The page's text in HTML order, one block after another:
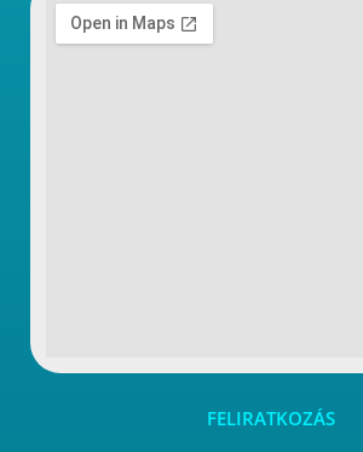
FELIRATKOZÁS